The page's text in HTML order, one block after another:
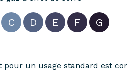
C D E F G
un usage standard est